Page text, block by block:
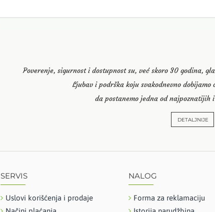
Poverenje, sigurnost i dostupnost su, već skoro 30 godina,
Ljubav i podrška koju svakodnevno
da postanemo jedna od najpoznatijih
DETALJNIJE
SERVIS
Uslovi korišćenja i prodaje
NALOG
Forma za reklamaciju